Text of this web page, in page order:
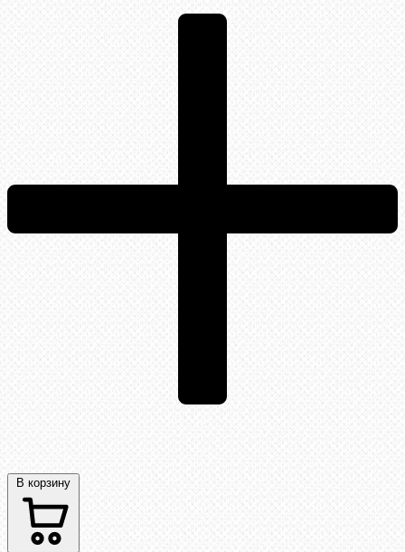
В корзину